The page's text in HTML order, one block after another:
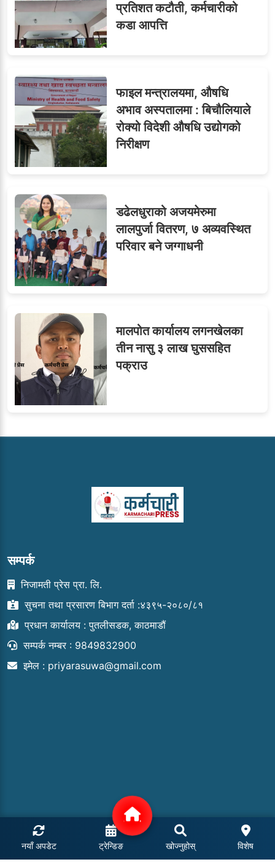
प्रतिशत कटौती, कर्मचारीको
कडा आपत्ति
फाइल मन्त्रालयमा, औषधि
अभाव अस्पतालमा : बिचौलियाले
रोक्यो विदेशी औषधि उद्योगको
निरीक्षण
डढेलधुराको अजयमेरुमा
लालपुर्जा वितरण, ७ अव्यवस्थित
परिवार बने जग्गाधनी
मालपोत कार्यालय लगनखेलका
तीन नासु ३ लाख घुससहित
पक्राउ
सम्पर्क
निजामती प्रेस प्रा. लि.
सुचना तथा प्रसारण बिभाग दर्ता :४३९५-२०८०/८१
प्रधान कार्यालय : पुतलीसडक, काठमाडौं
सम्पर्क नम्बर : 9849832900
इमेल : priyarasuwa@gmail.com
नयाँ अपडेट ट्रेन्डिङ खोज्नुहोस् विशेष